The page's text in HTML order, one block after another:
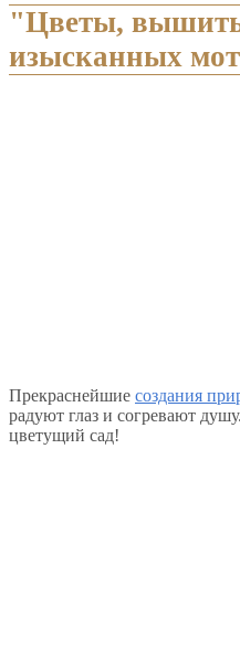
"Цветы,
изысканных
Прекраснейшие создания
радуют глаз и согревают
цветущий сад!